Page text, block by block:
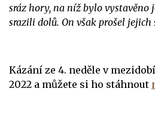
sráz hory, na níž bylo vystavěno
srazili dolů. On však prošel jejich
Kázání ze 4. neděle v
2022 a můžete si ho stáhnout